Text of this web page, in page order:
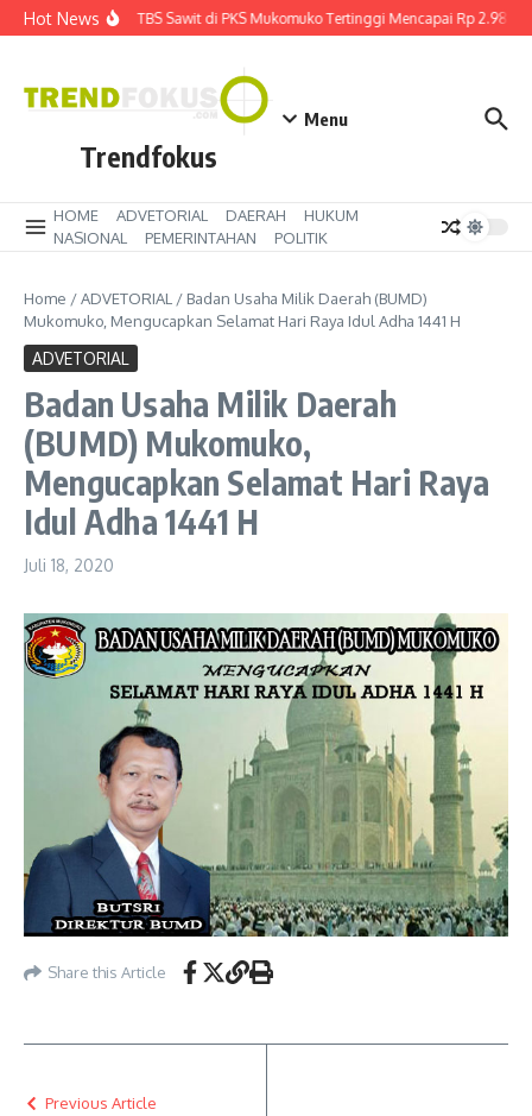
Lewati ke konten
Hot NewsHarga TBS Sawit di PKS Mukomuko Tertinggi Mencapai Rp 2.980
Trendfokus
Menu
HOME ADVETORIAL DAERAH
HUKUM
NASIONAL
PEMERINTAHAN POLITIK
Home /ADVETORIAL / Badan Usaha Milik Daerah (BUMD)
Mukomuko, Mengucapkan Selamat Hari Raya Idul Adha 1441 H
ADVETORIAL
Badan Usaha Milik Daerah
(BUMD) Mukomuko,
Mengucapkan Selamat Hari Raya
Idul Adha 1441 H
Juli 18, 2020
Share this Article
Previous Article